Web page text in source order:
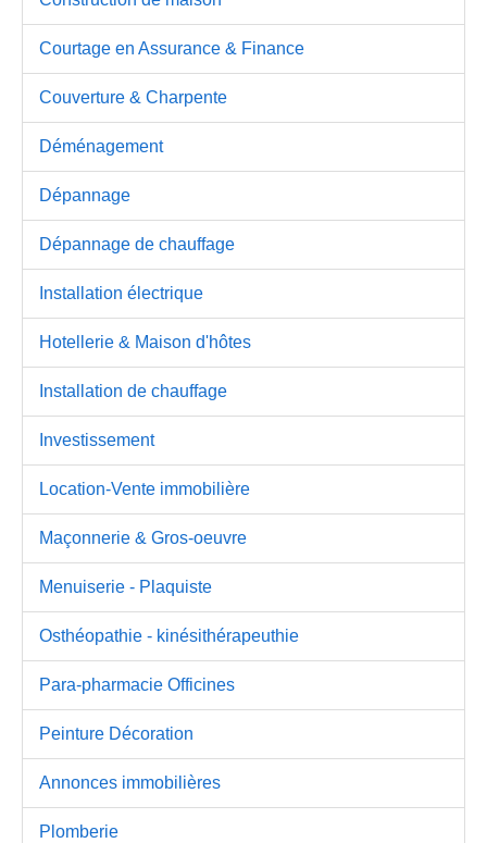
Courtage en Assurance & Finance
Couverture & Charpente
Déménagement
Dépannage
Dépannage de chauffage
Installation électrique
Hotellerie & Maison d'hôtes
Installation de chauffage
Investissement
Location-Vente immobilière
Maçonnerie & Gros-oeuvre
Menuiserie - Plaquiste
Osthéopathie - kinésithérapeuthie
Para-pharmacie Officines
Peinture Décoration
Annonces immobilières
Plomberie